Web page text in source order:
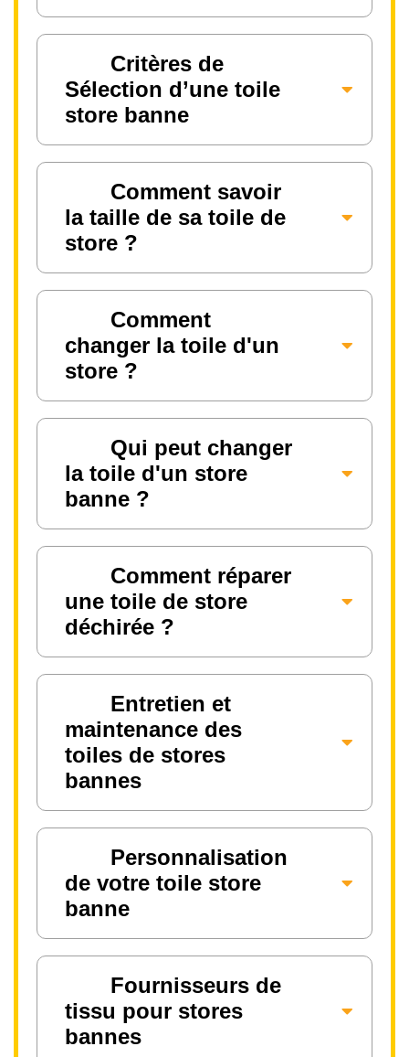
Critères de
Sélection d’une toile
store banne
Comment savoir
la taille de sa toile de
store ?
Comment
changer la toile d'un
store ?
Qui peut changer
la toile d'un store
banne ?
Comment réparer
une toile de store
déchirée ?
Entretien et
maintenance des
toiles de stores
bannes
Personnalisation
de votre toile store
banne
Fournisseurs de
tissu pour stores
bannes